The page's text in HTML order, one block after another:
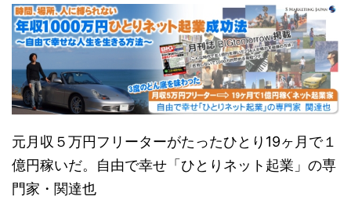
てどう思われるだろう
か。アパート・戸建てと
いった住居系の不動産投
資と比べて安定性、再現
性に欠けるので手を出さ
ないと決めている方も一
定数い ...
https://shupp
an-
audition.com/
官？救急員？
が慣れた手つ
きで拾ってビ
ニール袋へ。
が、線路の敷
石ゴロゴロに
引っかかっ
て金属ホウキ
でも全部は ...
元月収５万円フリーターがたったひとり19ヶ月で１
億円稼いだ。自由で幸せ「ひとりネット起業」の専
門家・関達也